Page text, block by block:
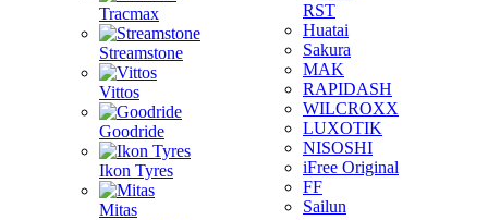
Tracmax
Streamstone
Vittos
Goodride
Ikon Tyres
Mitas
RST
Huatai
Sakura
MAK
RAPIDASH
WILCROXX
LUXOTIK
NISOSHI
iFree Original
FF
Sailun